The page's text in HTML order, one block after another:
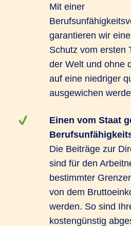
Mit einer
garantieren wir
Schutz vom ersten
der Welt und ohne
auf eine niedriger
ausgewichen
Einen vom Staat
Die Beiträge zur
sind für den
bestimmter
von dem
werden. So sind
kostengünstig